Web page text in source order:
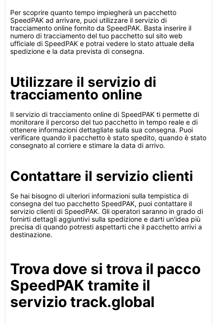
Per scoprire quanto tempo impiegherà un pacchetto
SpeedPAK ad arrivare, puoi utilizzare il servizio di
tracciamento online fornito da SpeedPAK. Basta inserire il
numero di tracciamento del tuo pacchetto sul sito web
ufficiale di SpeedPAK e potrai vedere lo stato attuale della
spedizione e la data prevista di consegna.
Utilizzare il servizio di
tracciamento online
Il servizio di tracciamento online di SpeedPAK ti permette di
monitorare il percorso del tuo pacchetto in tempo reale e di
ottenere informazioni dettagliate sulla sua consegna. Puoi
verificare quando il pacchetto è stato spedito, quando è stato
consegnato al corriere e stimare la data di arrivo.
Contattare il servizio clienti
Se hai bisogno di ulteriori informazioni sulla tempistica di
consegna del tuo pacchetto SpeedPAK, puoi contattare il
servizio clienti di SpeedPAK. Gli operatori saranno in grado di
fornirti dettagli aggiuntivi sulla spedizione e darti un'idea più
precisa di quando potresti aspettarti che il pacchetto arrivi a
destinazione.
Trova dove si trova il pacco
SpeedPAK tramite il
servizio track.global